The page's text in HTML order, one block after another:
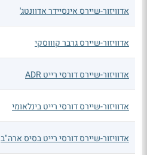
אדוויזור-שיירס אינסיידר אדוונטג'
אדוויזור-שיירס גרבר קוווסקי
אדוויזור-שיירס דורסי רייט ADR
אדוויזור-שיירס דורסי רייט בינלאומי
אדוויזור-שיירס דורסי רייט בסיס ארה"ב